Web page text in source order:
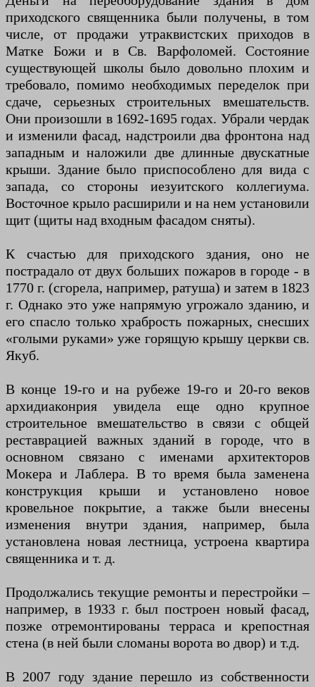
приходского священника были получены, в том
числе, от продажи утраквистских приходов в
Матке Божи и в Св. Варфоломей. Состояние
существующей школы было довольно плохим и
требовало, помимо необходимых переделок при
сдаче, серьезных строительных вмешательств.
Они произошли в 1692-1695 годах. Убрали чердак
и изменили фасад, надстроили два фронтона над
западным и наложили две длинные двускатные
крыши. Здание было приспособлено для вида с
запада, со стороны иезуитского коллегиума.
Восточное крыло расширили и на нем установили
щит (щиты над входным фасадом сняты).
К счастью для приходского здания, оно не
пострадало от двух больших пожаров в городе - в
1770 г. (сгорела, например, ратуша) и затем в 1823
г. Однако это уже напрямую угрожало зданию, и
его спасло только храбрость пожарных, снесших
«голыми руками» уже горящую крышу церкви св.
Якуб.
В конце 19-го и на рубеже 19-го и 20-го веков
архидиаконрия увидела еще одно крупное
строительное вмешательство в связи с общей
реставрацией важных зданий в городе, что в
основном связано с именами архитекторов
Мокера и Лаблера. В то время была заменена
конструкция крыши и установлено новое
кровельное покрытие, а также были внесены
изменения внутри здания, например, была
установлена ​​новая лестница, устроена квартира
священника и т. д.
Продолжались текущие ремонты и перестройки –
например, в 1933 г. был построен новый фасад,
позже отремонтированы терраса и крепостная
стена (в ней были сломаны ворота во двор) и т.д.
В 2007 году здание перешло из собственности